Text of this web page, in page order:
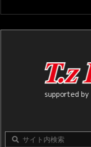
supported by